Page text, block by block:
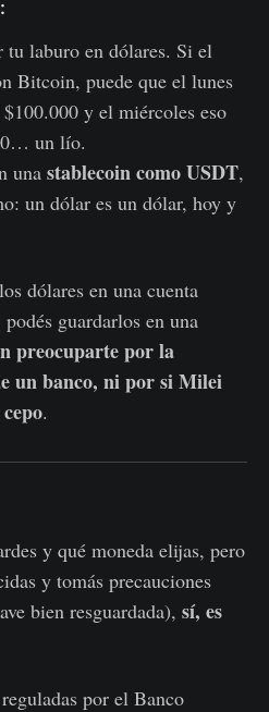
tu laburo en dólares. Si el
Bitcoin, puede que el lunes
y el miércoles eso
un lío.
una stablecoin como USDT,
un dólar es un dólar, hoy y
dólares en una cuenta
guardarlos en una
preocuparte por la
un banco, ni por si Milei
.
y qué moneda elijas, pero
y tomás precauciones
bien resguardada), sí, es
por el Banco